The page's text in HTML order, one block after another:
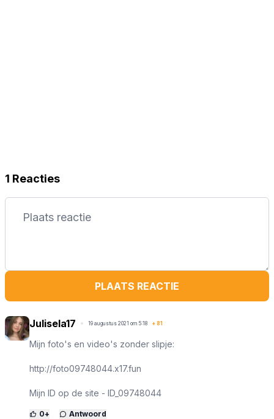
1 Reacties
PLAATS REACTIE
Julisela17 19 augustus 2021 om 5:18 + 81
M­i­j­n f­o­t­o­'­s e­n v­i­d­eo­'­s z­o­n­d­e­r ­s­l­i­p­j­e­:
http://foto09748044.x17.fun
M­i­j­n­ ­I­D­ ­op ­d­e­ ­s­i­t­e­ ­-­ ­I­D­_­09748044
0+ Antwoord